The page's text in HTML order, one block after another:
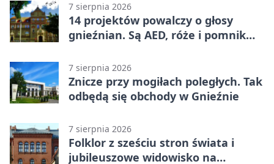
7 sierpnia 2026
14 projektów powalczy o głosy
gnieźnian. Są AED, róże i pomnik
7 sierpnia 2026
Znicze przy mogiłach poległych. Tak
odbędą się obchody w Gnieźnie
7 sierpnia 2026
Folklor z sześciu stron świata i
jubileuszowe widowisko na